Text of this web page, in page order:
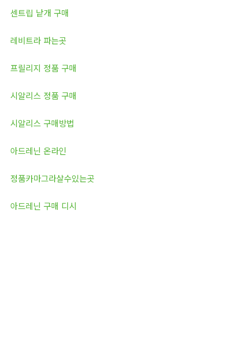
센트립 낱개 구매
레비트라 파는곳
프릴리지 정품 구매
시알리스 정품 구매
시알리스 구매방법
아드레닌 온라인
정품카마그라살수있는곳
아드레닌 구매 디시